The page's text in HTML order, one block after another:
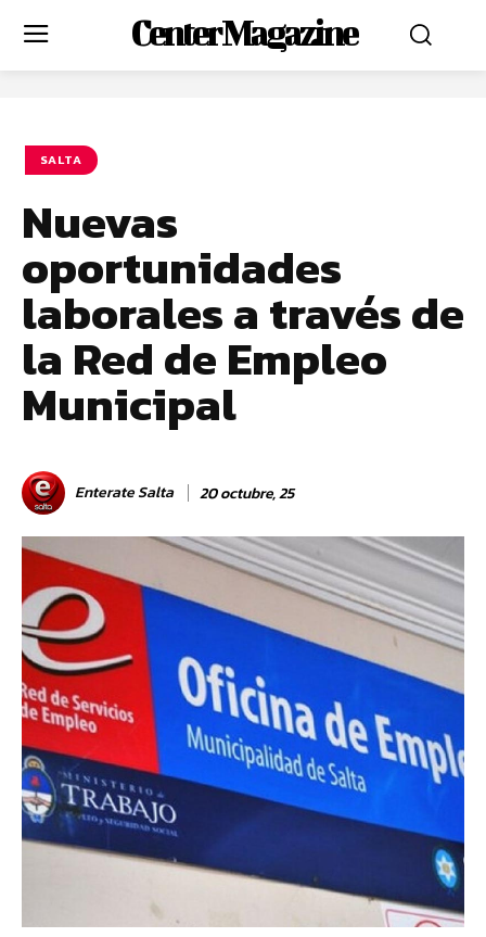
Center Magazine
SALTA
Nuevas
oportunidades
laborales a través de
la Red de Empleo
Municipal
Enterate Salta 20 octubre, 25